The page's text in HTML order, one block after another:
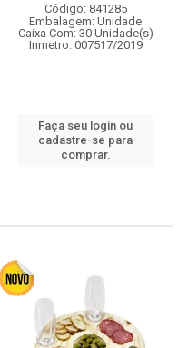
Código: 841285
Embalagem: Unidade
Caixa Com: 30 Unidade(s)
Inmetro: 007517/2019
Faça seu login ou
cadastre-se para
comprar.